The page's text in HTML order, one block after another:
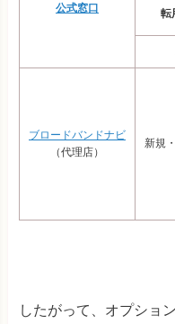
公式窓口 転
ブロードバンドナビ
（代理店）
新規
したがって、オプショ